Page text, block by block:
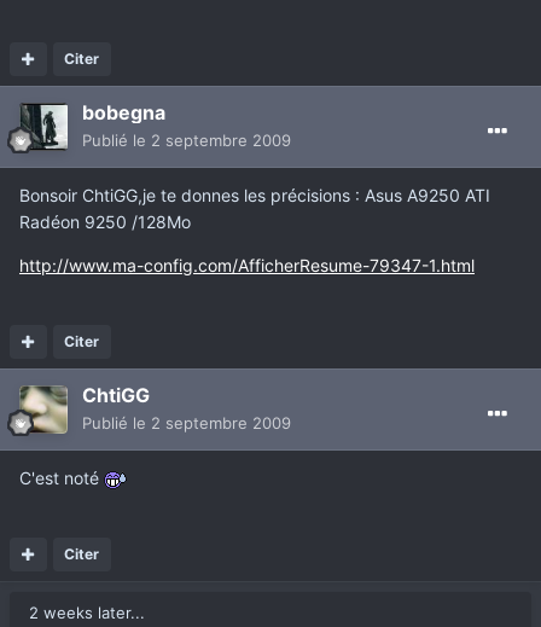
Citer
bobegna
Publié le 2 septembre 2009
Bonsoir ChtiGG,je te donnes les précisions : Asus A9250 ATI
Radéon 9250 /128Mo
http://www.ma-config.com/AfficherResume-79347-1.html
Citer
ChtiGG
Publié le 2 septembre 2009
C'est noté
Citer
2 weeks later...